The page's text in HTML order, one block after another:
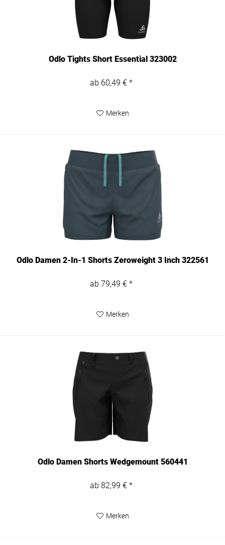
Odlo Tights Short Essential 323002
ab 60,49 € *
Merken
Odlo Damen 2-In-1 Shorts Zeroweight 3 Inch 322561
ab 79,49 € *
Merken
Odlo Damen Shorts Wedgemount 560441
ab 82,99 € *
Merken